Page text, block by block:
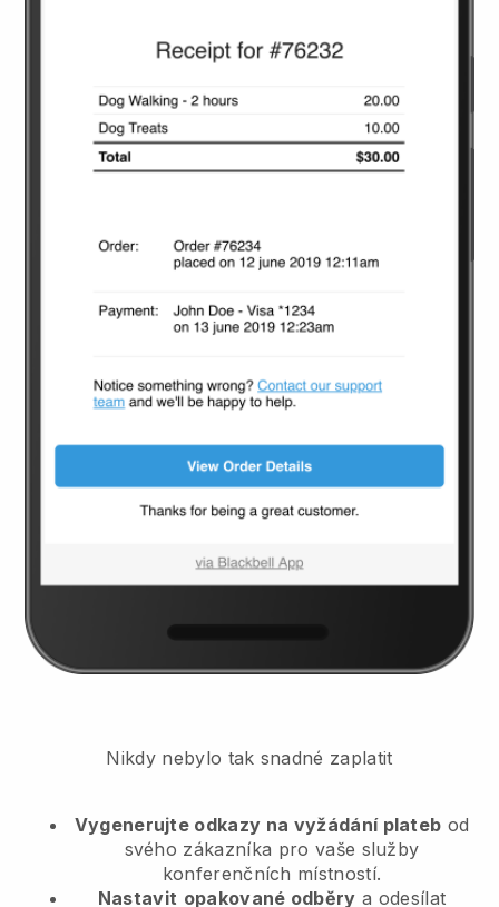
Nikdy nebylo tak snadné zaplatit
Vygenerujte odkazy na vyžádání plateb od
svého zákazníka pro vaše služby
konferenčních místností.
Nastavit opakované odběry a odesílat